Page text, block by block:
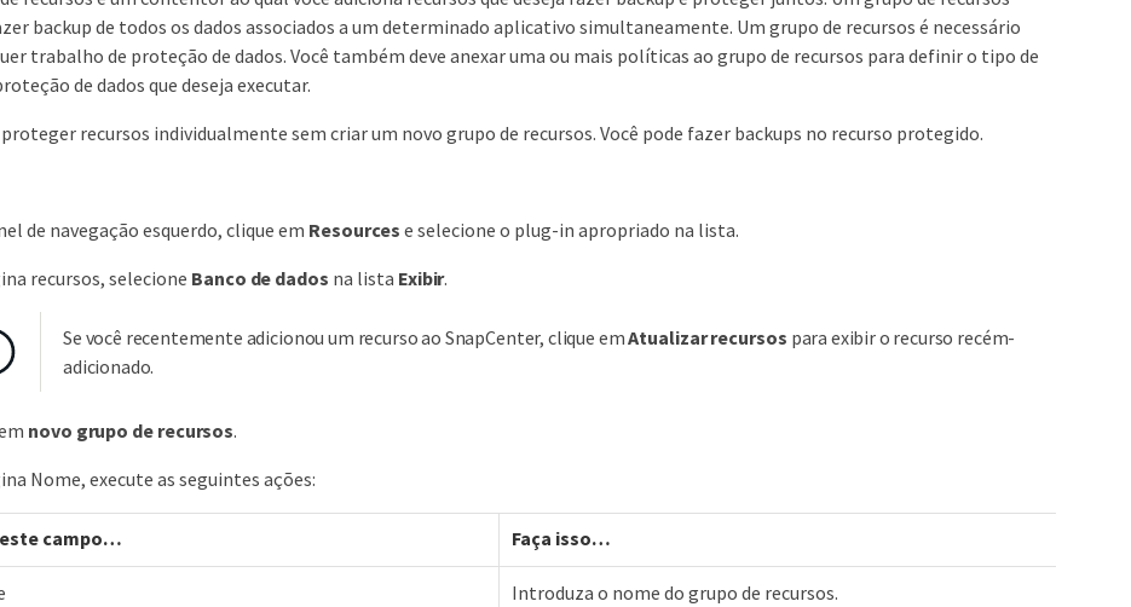
backup de todos os dados associados a um determinado aplicativo simultaneamente. Um grupo de recursos é necessário
trabalho de proteção de dados. Você também deve anexar uma ou mais políticas ao grupo de recursos para definir o tipo de
de dados que deseja executar.
proteger recursos individualmente sem criar um novo grupo de recursos. Você pode fazer backups no recurso protegido.
de navegação esquerdo, clique em Resources e selecione o plug-in apropriado na lista.
recursos, selecione Banco de dados na lista Exibir.
Se você recentemente adicionou um recurso ao SnapCenter, clique emAtualizar recursos para exibir o recurso recém-
adicionado.
novo grupo de recursos.
Nome, execute as seguintes ações:
este campo…​ Faça isso…​
Introduza o nome do grupo de recursos.